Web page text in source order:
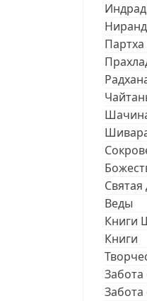
Веды
Книги
Книги
Забота